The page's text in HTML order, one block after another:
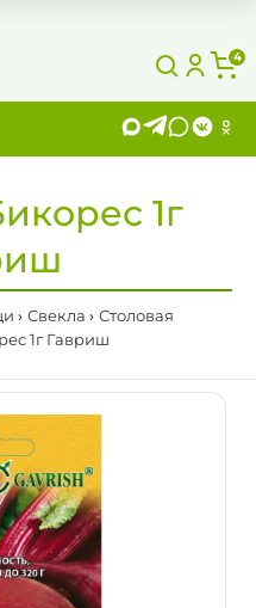
4
1г
Свекла
Столовая
1г Гавриш